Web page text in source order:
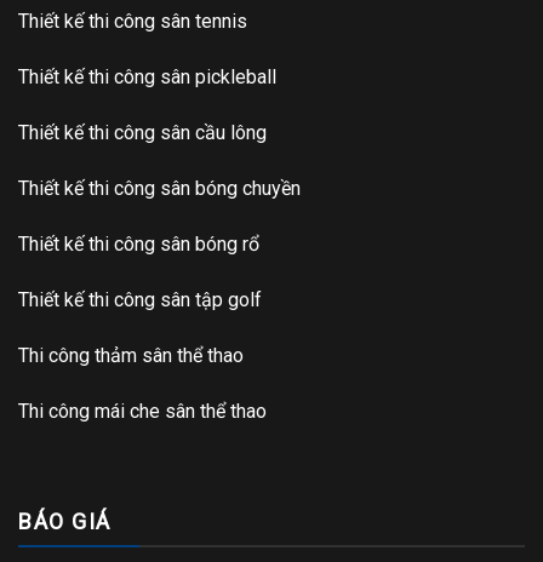
Thiết kế thi công sân tennis
Thiết kế thi công sân pickleball
Thiết kế thi công sân cầu lông
Thiết kế thi công sân bóng chuyền
Thiết kế thi công sân bóng rổ
Thiết kế thi công sân tập golf
Thi công thảm sân thể thao
Thi công mái che sân thể thao
BÁO GIÁ